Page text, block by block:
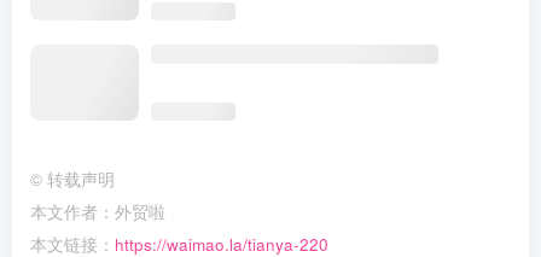
© 转载声明
本文作者：外贸啦
本文链接： https://waimao.la/tianya-220